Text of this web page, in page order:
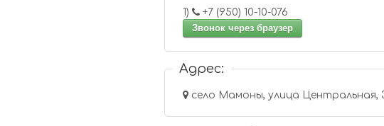
1)
+7 (950) 10-10-076
Звонок через браузер
Адрес:
село Мамоны, улица Центральная,